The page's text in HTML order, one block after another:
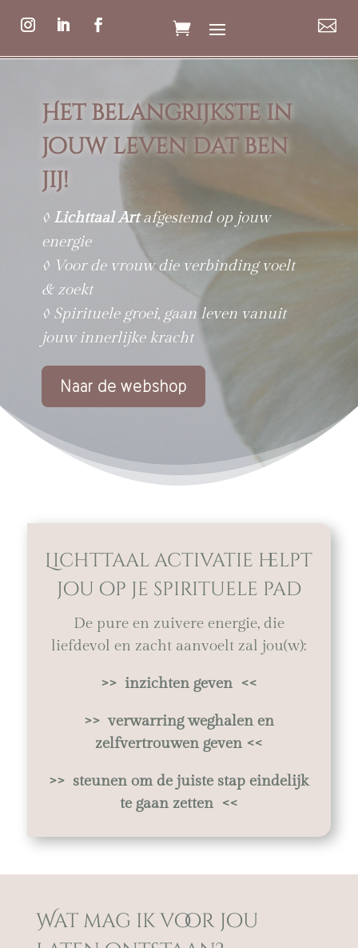

Het belangrijkste in
jouw leven dat ben
jij!
◊ Lichttaal Artafgestemd op jouw
energie
◊ Voor de vrouw die verbinding voelt
& zoekt
◊ Spirituele groei, gaan leven vanuit
jouw innerlijke kracht
Naar de webshop
Lichttaal activatie helpt
jou op je spirituele pad
De pure en zuivere energie, die
liefdevol en zacht aanvoelt zal jou(w):
>> inzichten geven <<
>> verwarring weghalen en
zelfvertrouwen geven <<
>> steunen om de juiste stap eindelijk
te gaan zetten <<
Wat mag ik voor jou